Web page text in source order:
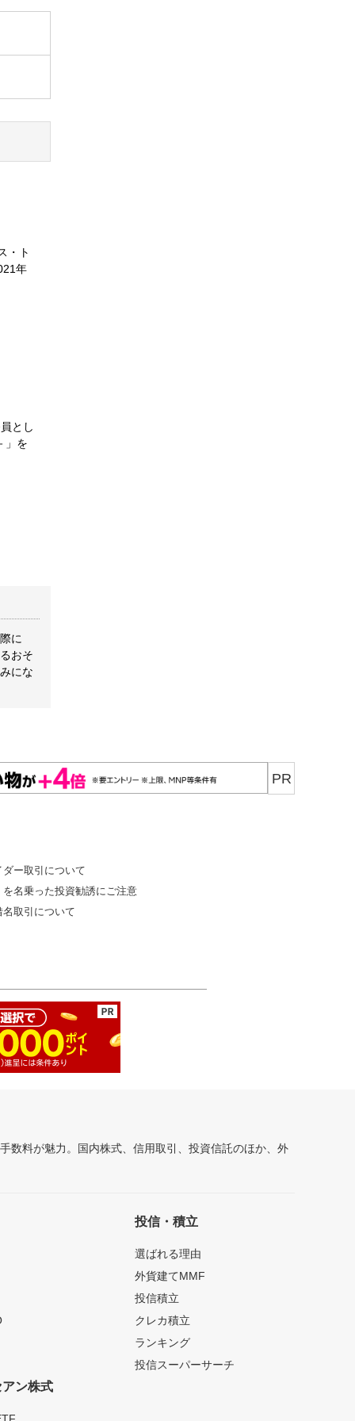
・ト
年
とし
」を
に
おそ
にな
PR
ダー取引について
を名乗った投資勧誘にご注意
名取引について
数料が魅力。国内株式、信用取引、投資信託のほか、外
ン株式
投信・積立
選ばれる理由
外貨建てMMF
投信積立
クレカ積立
ランキング
投信スーパーサーチ